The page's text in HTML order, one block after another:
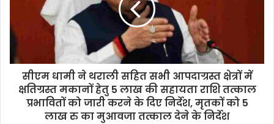
सीएम धामी ने थराली सहित सभी आपदाग्रस्त क्षेत्रों में
क्षतिग्रस्त मकानों हेतु 5 लाख की सहायता राशि तत्काल
प्रभावितों को जारी करने के दिए निर्देश, मृतकों को 5
लाख रु का मुआवजा तत्काल देने के निर्देश